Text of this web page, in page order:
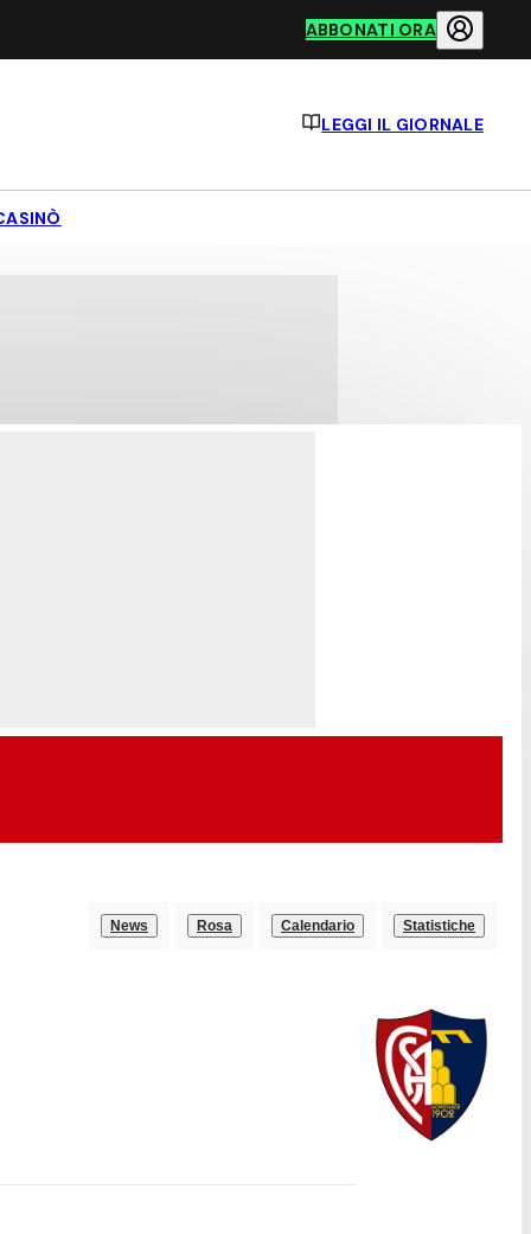
ABBONATI ORA
LEGGI IL GIORNALE
News Rosa Calendario Statistiche